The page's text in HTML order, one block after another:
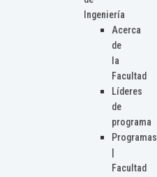
Ingeniería
Acerca
de
la
Facultad
Líderes
de
programa
Programas
Facultad